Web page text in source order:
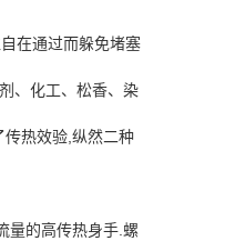
在通过而躲免堵塞
、化工、松香、染
热效验,纵然二种
量的高传热身手.螺